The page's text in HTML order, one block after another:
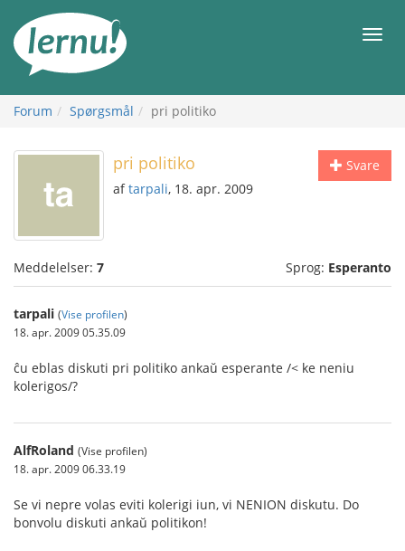
indholdet
Forum Spørgsmål pri politiko
Svare
pri politiko
aftarpali, 18. apr. 2009
Meddelelser: 7 Sprog: Esperanto
tarpali (Vise profilen)
18. apr. 2009 05.35.09
ĉu eblas diskuti pri politiko ankaŭ esperante /< ke neniu
kolerigos/?
AlfRoland (Vise profilen)
18. apr. 2009 06.33.19
Se vi nepre volas eviti kolerigi iun, vi NENION diskutu. Do
bonvolu diskuti ankaŭ politikon!